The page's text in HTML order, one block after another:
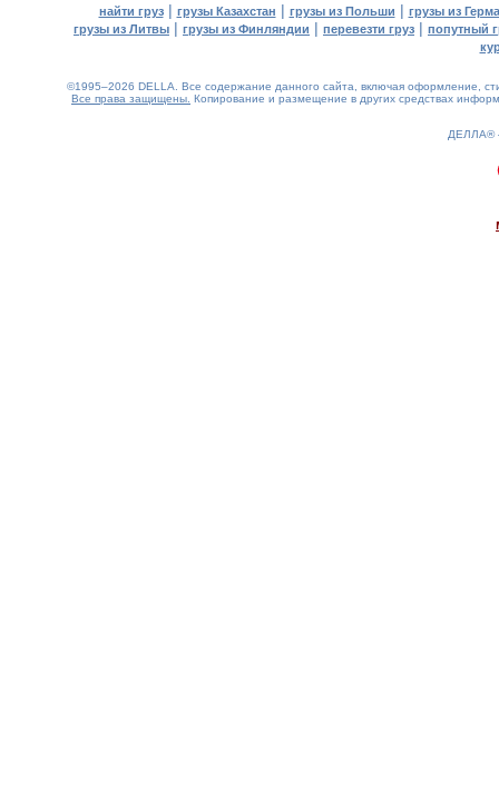
найти груз| грузы Казахстан | грузы из Польши | грузы из
грузы из Литвы | грузы из Финляндии | перевезти груз | попутный
©1995–2026 DELLA. Все содержание данного сайта, включая оформление,
Все права защищены. Копирование и размещение в других средствах